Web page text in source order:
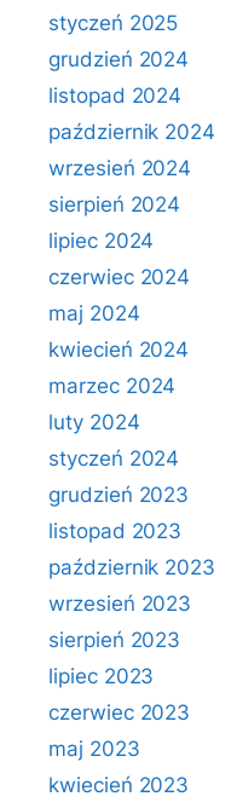
styczeń 2025
grudzień 2024
listopad 2024
październik 2024
wrzesień 2024
sierpień 2024
lipiec 2024
czerwiec 2024
maj 2024
kwiecień 2024
marzec 2024
luty 2024
styczeń 2024
grudzień 2023
listopad 2023
październik 2023
wrzesień 2023
sierpień 2023
lipiec 2023
czerwiec 2023
maj 2023
kwiecień 2023